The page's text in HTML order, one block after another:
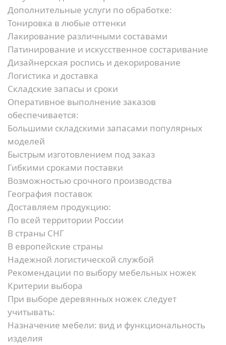
Дополнительные услуги по обработке:
Тонировка в любые оттенки
Лакирование различными составами
Патинирование и искусственное состаривание
Дизайнерская роспись и декорирование
Логистика и доставка
Складские запасы и сроки
Оперативное выполнение заказов
обеспечивается:
Большими складскими запасами популярных
моделей
Быстрым изготовлением под заказ
Гибкими сроками поставки
Возможностью срочного производства
География поставок
Доставляем продукцию:
По всей территории России
В страны СНГ
В европейские страны
Надежной логистической службой
Рекомендации по выбору мебельных ножек
Критерии выбора
При выборе деревянных ножек следует
учитывать:
Назначение мебели: вид и функциональность
изделия